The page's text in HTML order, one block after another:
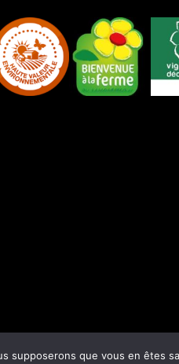
Mentions légales
supposerons que vous en êtes